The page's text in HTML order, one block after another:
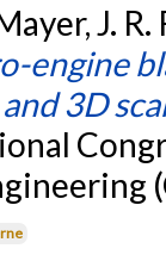
J.
engine
3D